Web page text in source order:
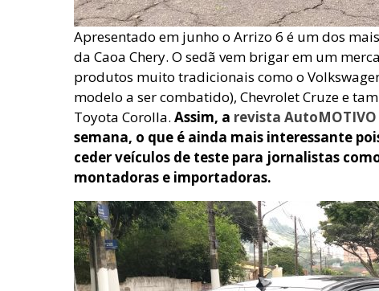
Apresentado em junho o Arrizo 6 é um dos
da Caoa Chery. O sedã vem brigar em um
produtos muito tradicionais como o
modelo a ser combatido), Chevrolet Cruze e
Toyota Corolla. Assim, a revista AutoMOTIVO
semana, o que é ainda mais interessante
ceder veículos de teste para jornalistas
montadoras e importadoras.